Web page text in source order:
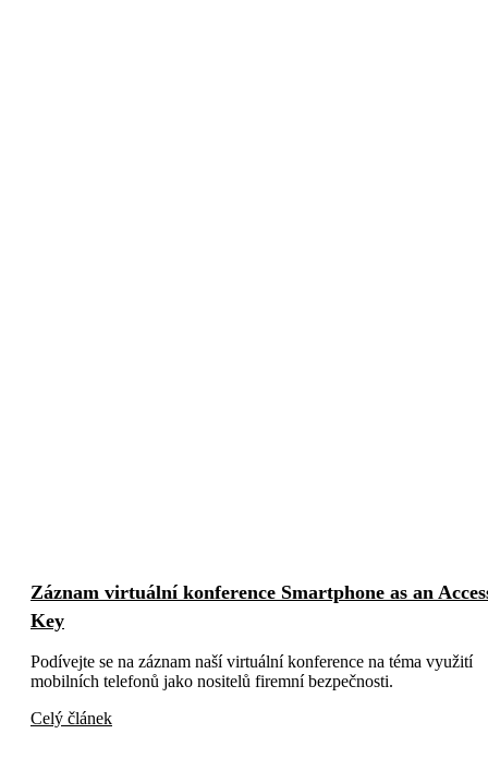
Záznam virtuální konference Smartphone as an
Key
Podívejte se na záznam naší virtuální konference na téma využití
mobilních telefonů jako nositelů firemní bezpečnosti.
Celý článek